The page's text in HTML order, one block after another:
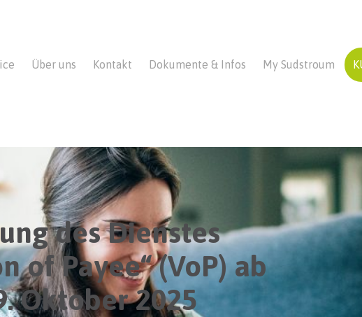
Über uns Kontakt Dokumente & Infos My Sudstroum
des Dienstes
of Payee“ (VoP) ab
Oktober 2025